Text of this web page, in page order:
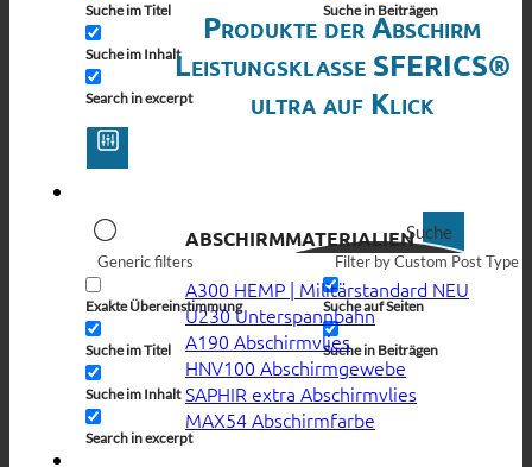
Suche im Titel
Suche im Inhalt
Search in excerpt
Suche in Beiträgen
Suche
Generic filters
Exakte Übereinstimmung
Suche im Titel
Suche im Inhalt
Search in excerpt
Filter by Custom Post Type
Suche auf Seiten
Suche in Beiträgen
Produkte der Abschirm
Leistungsklasse SFERICS®
ultra auf Klick
ABSCHIRMMATERIALIEN
A300 HEMP | Militärstandard
U230 Unterspannbahn
A190 Abschirmvlies
HNV100 Abschirmgewebe
SAPHIR extra Abschirmvlies
MAX54 Abschirmfarbe